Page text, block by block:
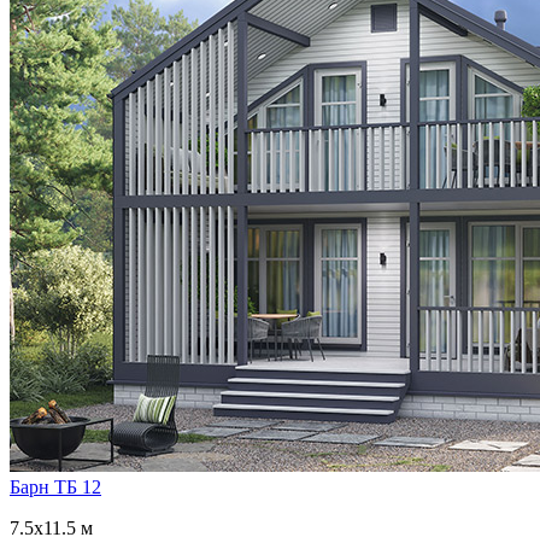
Барн ТБ 12
7.5x11.5 м